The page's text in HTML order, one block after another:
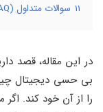
11 سوالات متداول (FAQ) در مورد بی حسی دیجیتال
در این مقاله، قصد
بی حسی دیجیتال
را از آن خود کند.